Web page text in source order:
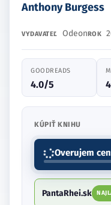
Anthony Burgess
VYDAVATEĽ OdeonROK
GOODREADS
4.0/5
KÚPIŤ KNIHU
Overujem
PantaRhei.sk